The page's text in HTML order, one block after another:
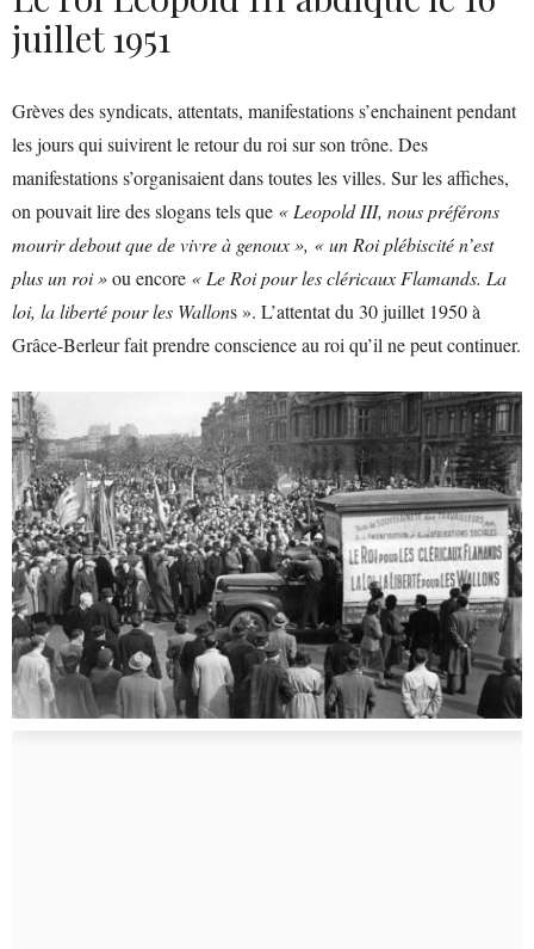
juillet 1951
Grèves des syndicats, attentats, manifestations s’enchainent pendant
les jours qui suivirent le retour du roi sur son trône. Des
manifestations s’organisaient dans toutes les villes. Sur les affiches,
on pouvait lire des slogans tels que « Leopold III, nous préférons
mourir debout que de vivre à genoux », « un Roi plébiscité n’est
plus un roi »ou encore « Le Roi pour les cléricaux Flamands. La
loi, la liberté pour les Wallons ». L’attentat du 30 juillet 1950 à
Grâce-Berleur fait prendre conscience au roi qu’il ne peut continuer.